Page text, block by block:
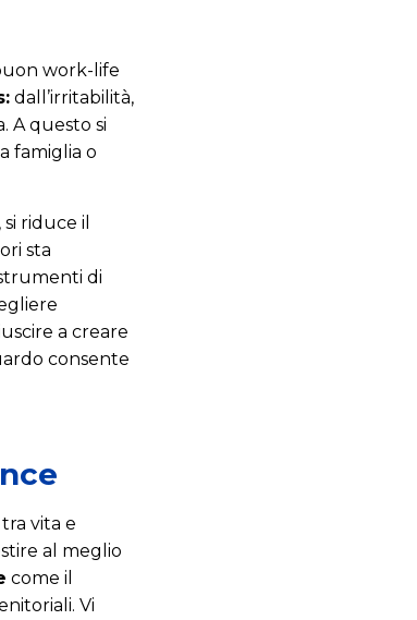
work-life
dall’irritabilità,
A questo si
famiglia o
, si riduce il
sta
di
a creare
consente
vita e
al meglio
come il
Vi